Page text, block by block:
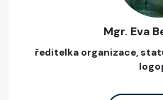
Mgr. Eva
ředitelka organizace,